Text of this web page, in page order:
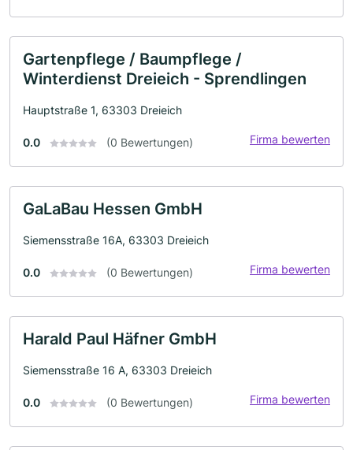
Gartenpflege / Baumpflege /
Winterdienst Dreieich - Sprendlingen
Hauptstraße 1, 63303 Dreieich
0.0 (0 Bewertungen) Firma bewerten
GaLaBau Hessen GmbH
Siemensstraße 16A, 63303 Dreieich
0.0 (0 Bewertungen) Firma bewerten
Harald Paul Häfner GmbH
Siemensstraße 16 A, 63303 Dreieich
0.0 (0 Bewertungen) Firma bewerten